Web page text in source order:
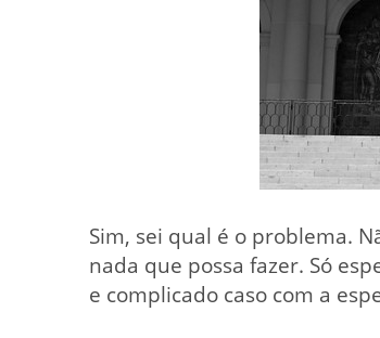
Sim, sei qual é o problema.
nada que possa fazer. Só
e complicado caso com a